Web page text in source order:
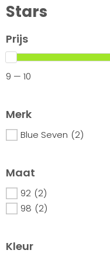
Stars
Prijs
9 — 10
Merk
Blue Seven (2)
Maat
92 (2)
98 (2)
Kleur